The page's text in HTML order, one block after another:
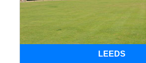
LEEDS